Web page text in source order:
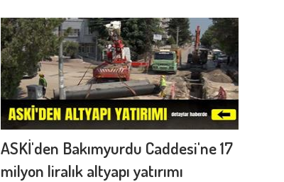
ASKİ'den Bakımyurdu Caddesi'ne 17
milyon liralık altyapı yatırımı